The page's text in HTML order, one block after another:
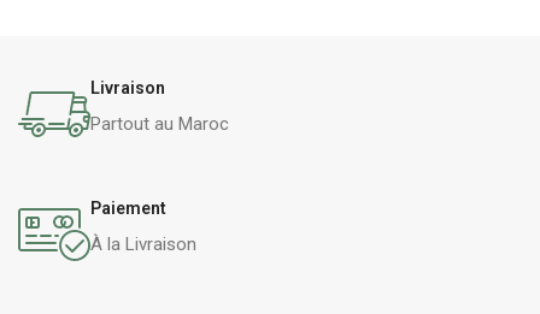
Livraison
Partout au Maroc
Paiement
À la Livraison